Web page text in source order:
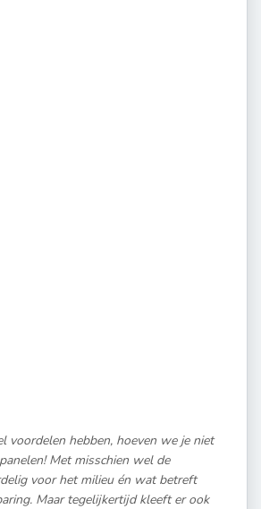
voordelen hebben, hoeven we je niet
Met misschien wel de
voor het milieu én wat betreft
Maar tegelijkertijd kleeft er ook